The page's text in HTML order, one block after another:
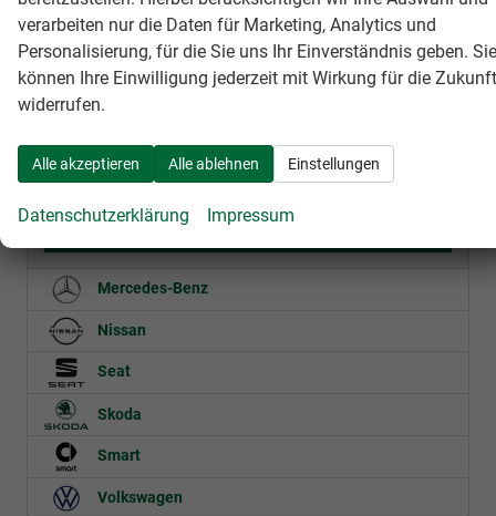
Fahrzeugnr.
BMW
Fiat
Maserati
Mercedes-Benz
Nissan
Seat
Skoda
Smart
Volkswagen
verarbeiten nur die Daten für Marketing, Analytics und
Personalisierung, für die Sie uns Ihr Einverständnis geben. Sie
können Ihre Einwilligung jederzeit mit Wirkung für die Zukunft
widerrufen.
Alle akzeptieren Alle ablehnen Einstellungen
Datenschutzerklärung Impressum